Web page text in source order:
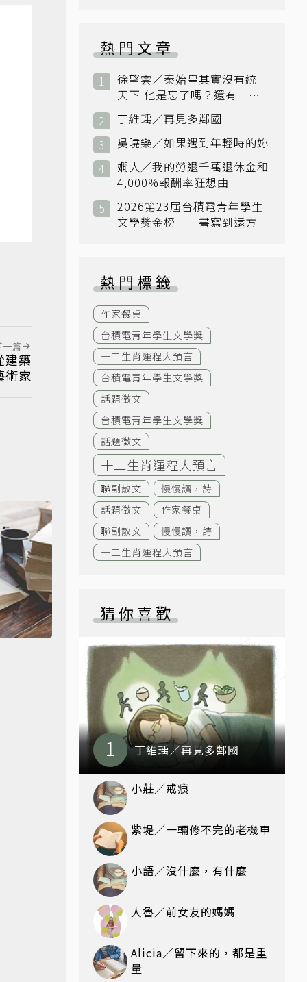
一篇
建築
術家
熱門文章
徐望雲／秦始皇其實沒有統一
天下 他是忘了嗎？還有一個
小國：衛國
丁維瑀／再見多鄰國
吳曉樂／如果遇到年輕時的妳
嫺人／我的勞退千萬退休金和
4,000%報酬率狂想曲
2026第23屆台積電青年學生
文學獎金榜－－書寫到遠方
熱門標籤
作家餐桌
台積電青年學生文學獎
十二生肖運程大預言
台積電青年學生文學獎
話題徵文
台積電青年學生文學獎
話題徵文
十二生肖運程大預言
聯副散文
慢慢讀，詩
話題徵文
作家餐桌
聯副散文
慢慢讀，詩
十二生肖運程大預言
猜你喜歡
丁維瑀／再見多鄰國
小莊／戒痕
紫堤／一輛修不完的老機車
小語／沒什麼，有什麼
人魯／前女友的媽媽
Alicia／留下來的，都是重
量